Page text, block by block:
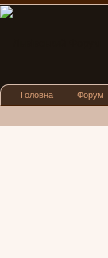
Головна Форум